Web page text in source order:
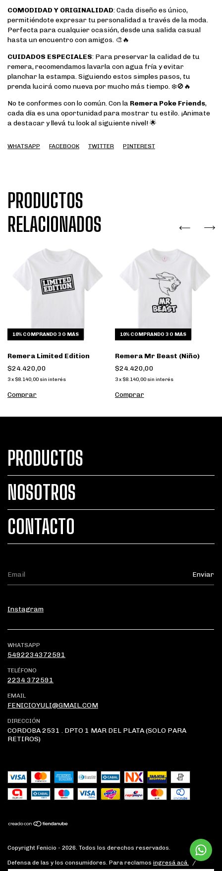
COMODIDAD Y ORIGINALIDAD: Cada diseño es único,
permitiéndote expresar tu personalidad a través de la moda.
Perfecta para cualquier ocasión, desde una salida casual
hasta un encuentro con amigos. 🎨🔥
CUIDADOS ESPECIALES: Para preservar la calidad de tu
remera, recomendamos lavarla con agua fría y evitar
planchar la estampa. Siguiendo estos simples pasos, tu
prenda lucirá como nueva por mucho más tiempo. ❄️🚫🔥
No te conformes con lo común. Con la Remera Poke Friends,
cada día es una oportunidad para mostrar tu estilo. ¡Animate
a destacar y llevá tu look al siguiente nivel! 🌟
WHATSAPP FACEBOOK TWITTER PINTEREST
PRODUCTOS
RELACIONADOS
10% COMPRANDO 3 O MÁS
Remera Limited Edition
$24.420,00
3x $8.140,00 sin interés
Comprar
10% COMPRANDO 3 O MÁS
Remera Mr Beast (Niño)
$24.420,00
3 x $8.140,00 sin interés
Comprar
PRODUCTOS
NOSOTROS
CONTACTO
Instagram
WHATSAPP
5492234372591
TELÉFONO
2234 372591
EMAIL
FENICIOYULI@GMAIL.COM
DIRECCIÓN
CORDOBA 2531 . DPTO 1 MAR DEL PLATA (SOLO PARA
RETIROS)
Copyright Fenicio - 2026. Todos los derechos reservados.
Defensa de las y los consumidores. Para reclamos ingresá acá.
/